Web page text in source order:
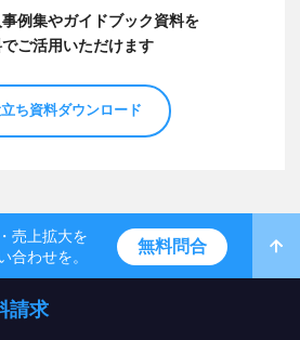
例集やガイドブック資料を
ご活用いただけます
ち資料ダウンロード
売上拡大を
合わせを。
無料問合
請求